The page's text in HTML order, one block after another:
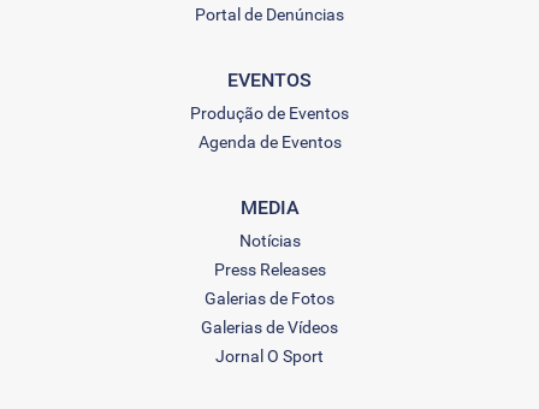
Portal de Denúncias
EVENTOS
Produção de Eventos
Agenda de Eventos
MEDIA
Notícias
Press Releases
Galerias de Fotos
Galerias de Vídeos
Jornal O Sport